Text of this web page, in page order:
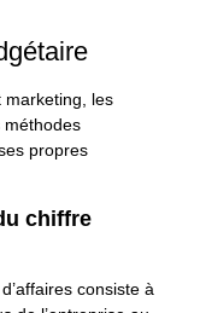
marketing, les
méthodes
propres
chiffre
consiste à